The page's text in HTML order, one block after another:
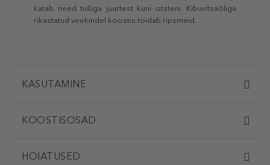
katab need tušiga juurtest kuni otsteni. Kibuvitsaõliga
rikastatud veekindel koostis toidab ripsmeid.
KASUTAMINE
KOOSTISOSAD
HOIATUSED